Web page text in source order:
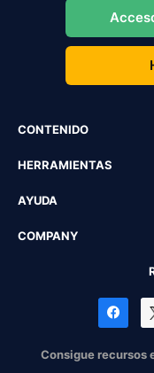
CONTENIDO
HERRAMIENTAS
AYUDA
COMPANY
Consigue recursos